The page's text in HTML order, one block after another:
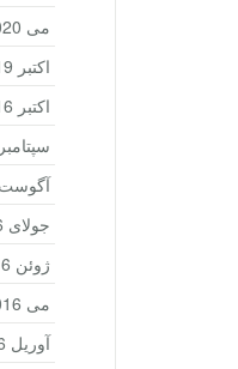
می 2020
اکتبر 2019
اکتبر 2016
سپتامبر 2016
آگوست 2016
جولای 2016
ژوئن 2016
می 2016
آوریل 2016